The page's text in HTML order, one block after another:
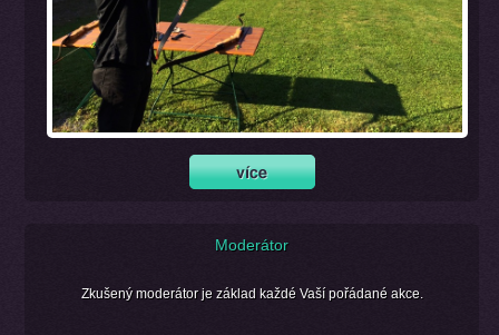
Moderátor
Zkušený moderátor je základ každé Vaší pořádané akce.